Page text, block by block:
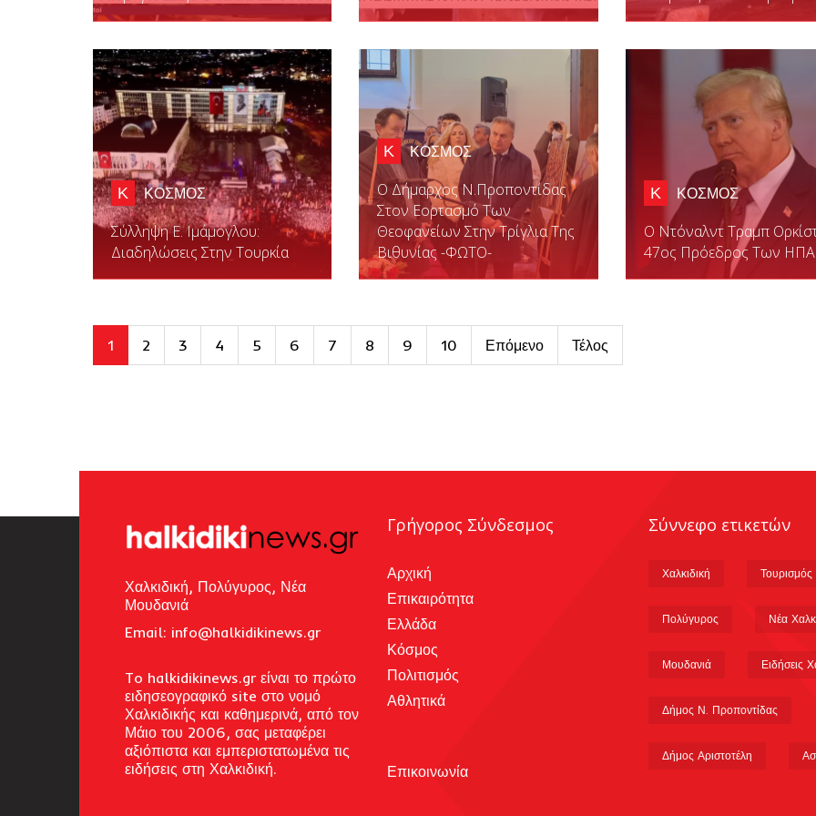
Κ ΚΟΣΜΟΣ
Σύλληψη E. Ιμάμογλου:
Διαδηλώσεις Στην Τουρκία
Κ ΚΟΣΜΟΣ
Ο Δήμαρχος Ν.Προποντίδας
Στον Εορτασμό Των
Θεοφανείων Στην Τρίγλια Της
Βιθυνίας -ΦΩΤΟ-
Κ ΚΟΣΜΟΣ
Ο Ντόναλντ Τραμπ
47ος Πρόεδρος Των ΗΠΑ
1 2 3 4 5 6 7 8 9 10 Επόμενο Τέλος
Χαλκιδική, Πολύγυρος, Νέα
Μουδανιά
Email: info@halkidikinews.gr
To halkidikinews.gr είναι το πρώτο
ειδησεογραφικό site στο νομό
Χαλκιδικής και καθημερινά, από τον
Μάιο του 2006, σας μεταφέρει
αξιόπιστα και εμπεριστατωμένα τις
ειδήσεις στη Χαλκιδική.
Γρήγορος Σύνδεσμος
Αρχική
Επικαιρότητα
Ελλάδα
Κόσμος
Πολιτισμός
Αθλητικά
Επικοινωνία
Σύννεφο ετικετών
Χαλκιδική Τουρισμός
Πολύγυρος Νέα
Μουδανιά Ειδήσεις
Δήμος Ν. Προποντίδας
Δήμος Αριστοτέλη